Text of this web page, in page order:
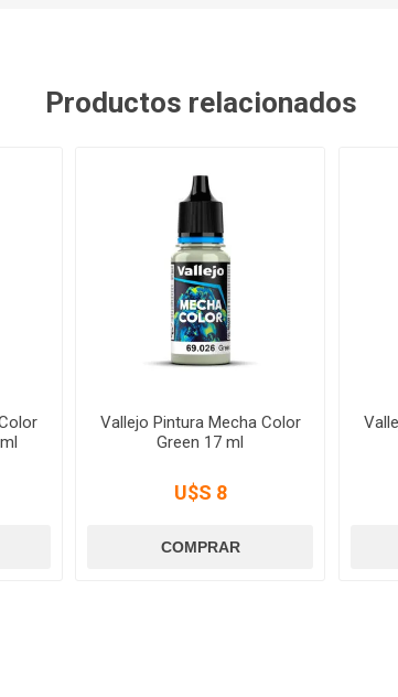
Productos relacionados
Vallejo Pintura Mecha Color
Green 17 ml
U$S 8